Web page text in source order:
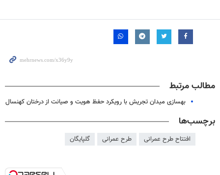
مطالب مرتبط
بهسازی میدان تجریش با رویکرد حفظ هویت و صیانت از درختان کهنسال
برچسب‌ها
افتتاح طرح عمرانی طرح عمرانی گلپایگان